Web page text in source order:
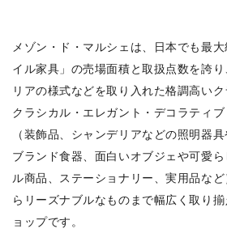
メゾン・ド・マルシェは、日本でも最
イル家具」の売場面積と取扱点数を誇
リアの様式などを取り入れた格調高いク
クラシカル・エレガント・デコラティ
（装飾品、シャンデリアなどの照明器
ブランド食器、面白いオブジェや可愛
ル商品、ステーショナリー、実用品な
らリーズナブルなものまで幅広く取り
ョップです。